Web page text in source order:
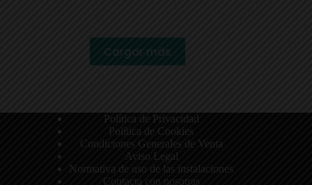
Cargar más
Política de Privacidad
Política de Cookies
Condiciones Generales de Venta
Aviso Legal
Normativa de uso de las instalaciones
Contacta con nosotras